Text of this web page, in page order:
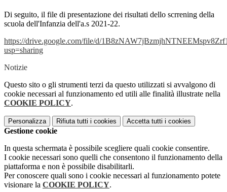
Di seguito, il file di presentazione dei risultati dello scrrening della
scuola dell'Infanzia dell'a.s 2021-22.
https://drive.google.com/file/d/
usp=sharing
Notizie
Questo sito o gli strumenti terzi da questo utilizzati si avvalgono di
cookie necessari al funzionamento ed utili alle finalità illustrate nella
COOKIE POLICY.
Personalizza Rifiuta tutti i cookies Accetta tutti i cookies
Gestione cookie
In questa schermata è possibile scegliere quali cookie consentire.
I cookie necessari sono quelli che consentono il funzionamento della
piattaforma e non è possibile disabilitarli.
Per conoscere quali sono i cookie necessari al funzionamento potete
visionare la COOKIE POLICY.